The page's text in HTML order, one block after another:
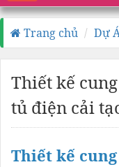
Trang chủ Dự
Thiết kế
tủ điện cải
Thiết kế